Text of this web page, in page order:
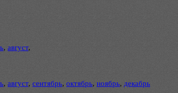
, август,
, август, сентябрь, октябрь, ноябрь, декабрь